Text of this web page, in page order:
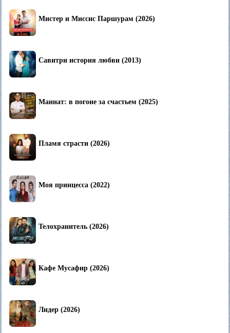
Мистер и Миссис Паршурам (2026)
Савитри история любви (2013)
Маннат: в погоне за счастьем (2025)
Пламя страсти (2026)
Моя принцесса (2022)
Телохранитель (2026)
Кафе Мусафир (2026)
Лидер (2026)